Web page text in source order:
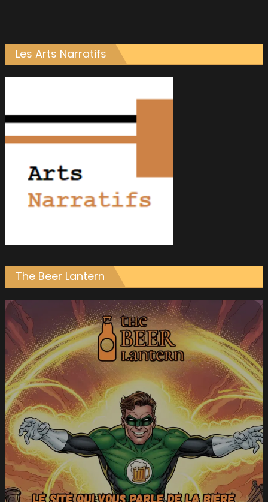
Les Arts Narratifs
The Beer Lantern